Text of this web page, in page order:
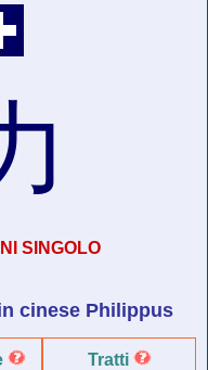
SINGOLO
cinese Philippus
Tratti